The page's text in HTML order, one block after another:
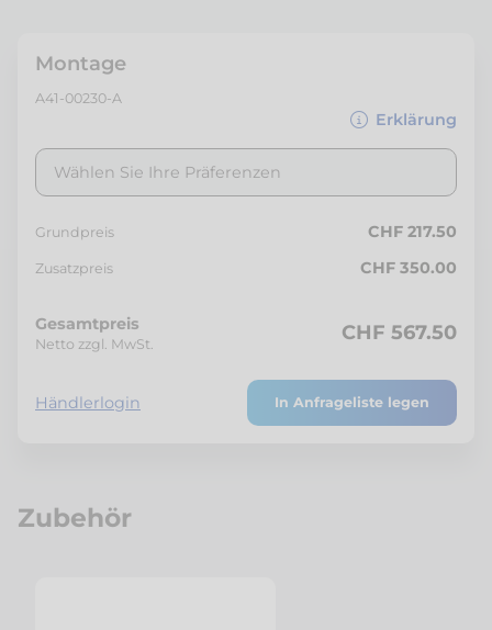
Zubehör
Montage
A41-00230-A
Erklärung
Wählen Sie Ihre Präferenzen
Grundpreis CHF 217.50
Zusatzpreis CHF 350.00
Gesamtpreis
Netto zzgl. MwSt. CHF 567.50
Händlerlogin In Anfrageliste legen